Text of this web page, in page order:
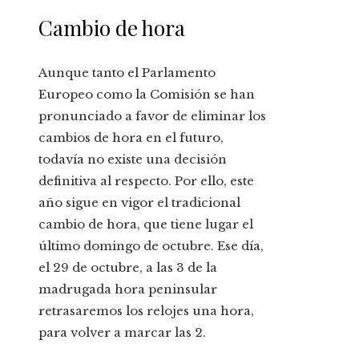
Cambio de hora
Aunque tanto el Parlamento
Europeo como la Comisión se han
pronunciado a favor de eliminar los
cambios de hora en el futuro,
todavía no existe una decisión
definitiva al respecto. Por ello, este
año sigue en vigor el tradicional
cambio de hora, que tiene lugar el
último domingo de octubre. Ese día,
el 29 de octubre, a las 3 de la
madrugada hora peninsular
retrasaremos los relojes una hora,
para volver a marcar las 2.